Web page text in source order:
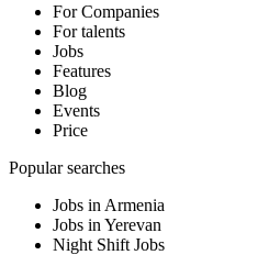
For Companies
For talents
Jobs
Features
Blog
Events
Price
Popular searches
Jobs in Armenia
Jobs in Yerevan
Night Shift Jobs